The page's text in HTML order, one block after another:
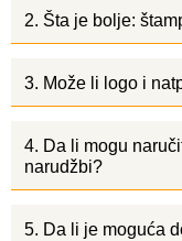
2. Šta je bolje:
3. Može li logo i
4. Da li mogu
narudžbi?
5. Da li je moguća